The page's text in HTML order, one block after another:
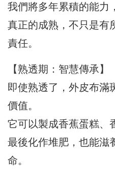
我們將多年累積的能力
真正的成熟，不只是有
責任。
【熟透期：智慧傳承】
即使熟透了，外皮布滿
價值。
它可以製成香蕉蛋糕、
最後化作堆肥，也能滋
命。